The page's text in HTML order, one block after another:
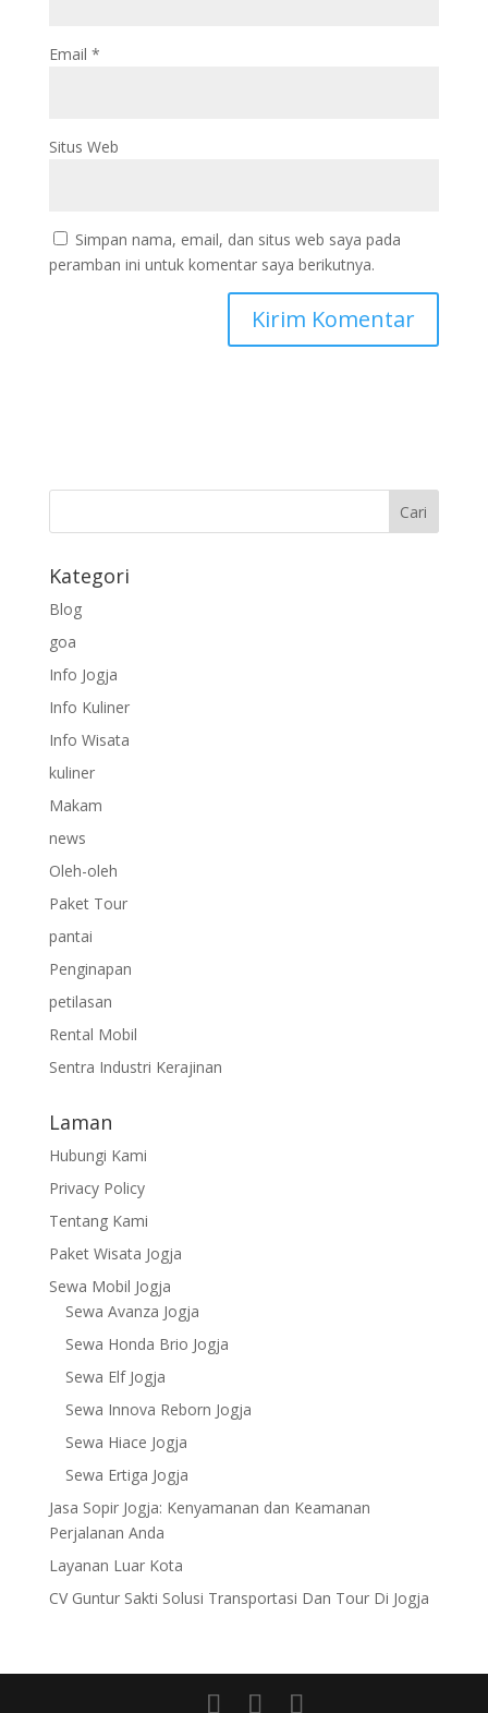
Email *
Situs Web
Simpan nama, email, dan situs web saya pada
peramban ini untuk komentar saya berikutnya.
Kategori
Blog
goa
Info Jogja
Info Kuliner
Info Wisata
kuliner
Makam
news
Oleh-oleh
Paket Tour
pantai
Penginapan
petilasan
Rental Mobil
Sentra Industri Kerajinan
Laman
Hubungi Kami
Privacy Policy
Tentang Kami
Paket Wisata Jogja
Sewa Mobil Jogja
Sewa Avanza Jogja
Sewa Honda Brio Jogja
Sewa Elf Jogja
Sewa Innova Reborn Jogja
Sewa Hiace Jogja
Sewa Ertiga Jogja
Jasa Sopir Jogja: Kenyamanan dan Keamanan
Perjalanan Anda
Layanan Luar Kota
CV Guntur Sakti Solusi Transportasi Dan Tour Di Jogja